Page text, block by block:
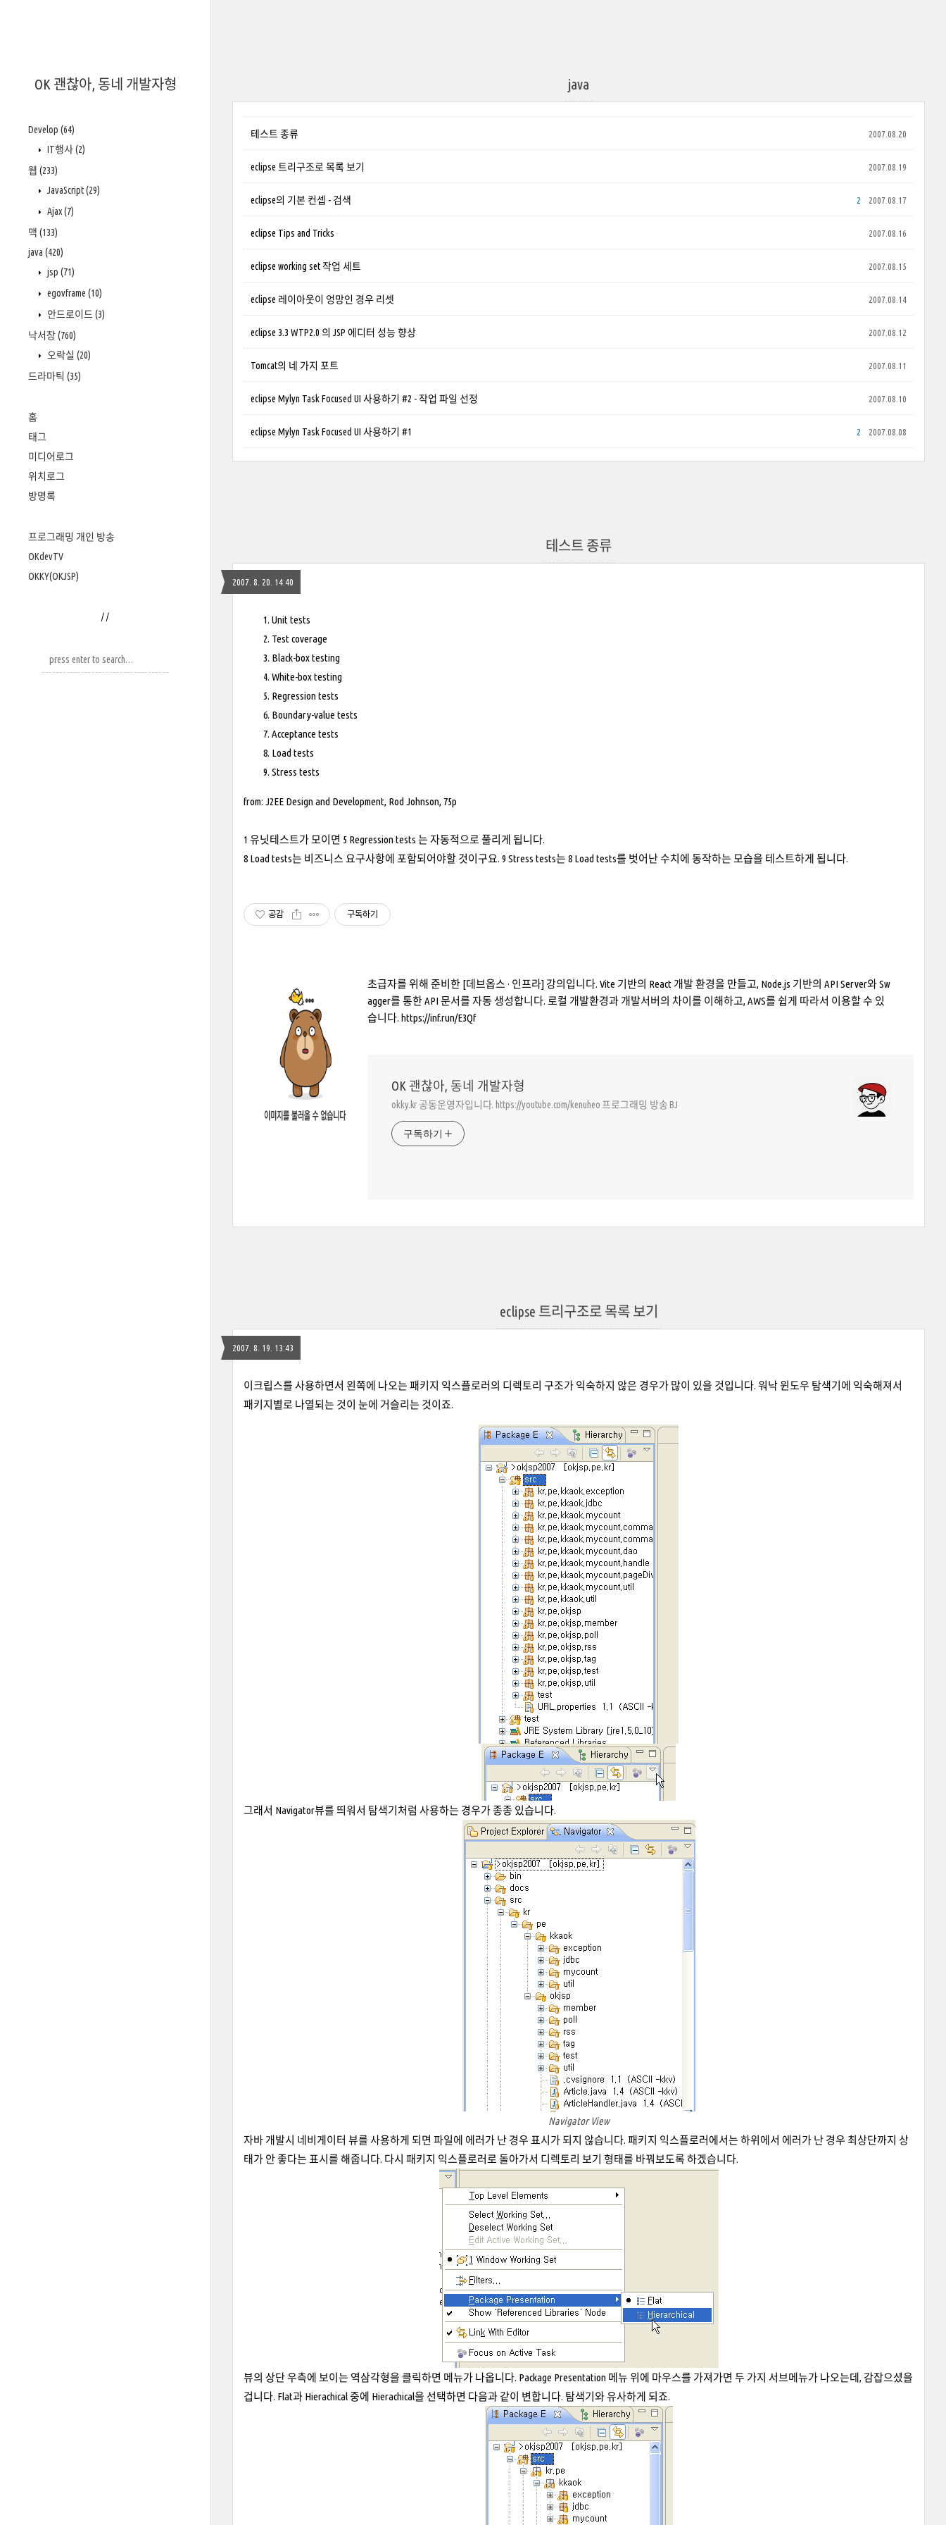
OK 괜찮아, 동네 개발자형
Develop (64)
IT행사(2)
웹 (233)
JavaScript(29)
Ajax(7)
맥 (133)
java (420)
jsp (71)
egovframe (10)
안드로이드 (3)
낙서장(760)
오락실 (20)
드라마틱 (35)
홈
태그
미디어로그
위치로그
방명록
프로그래밍 개인 방송
OKdevTV
OKKY(OKJSP)
/ /
java
테스트 종류 2007.08.20
eclipse 트리구조로 목록 보기 2007.08.19
eclipse의 기본 컨셉 - 검색 2007.08.17
2
eclipse Tips and Tricks 2007.08.16
eclipse working set 작업 세트 2007.08.15
eclipse 레이아웃이 엉망인 경우 리셋 2007.08.14
eclipse 3.3 WTP2.0 의 JSP 에디터 성능 향상 2007.08.12
Tomcat의 네 가지 포트 2007.08.11
eclipse Mylyn Task Focused UI 사용하기 #2 - 작업 파일 선정 2007.08.10
eclipse Mylyn Task Focused UI 사용하기 #1 2007.08.08
2
테스트 종류
2007. 8. 20. 14:40
Unit tests
Test coverage
Black-box testing
White-box testing
Regression tests
Boundary-value tests
Acceptance tests
Load tests
Stress tests
from: J2EE Design and Development, Rod Johnson, 75p
1 유닛테스트가 모이면 5 Regression tests 는 자동적으로 풀리게 됩니다.
8 Load tests는 비즈니스 요구사항에 포함되어야할 것이구요. 9 Stress tests는 8 Load tests를 벗어난 수치에 동작하는 모습을 테스트하게 됩니다.
공감 구독하기
초급자를 위해 준비한 [데브옵스 · 인프라] 강의입니다. Vite 기반의 React 개발 환경을 만들고, Node.js 기반의 API Server와 Sw
agger를 통한 API 문서를 자동 생성합니다. 로컬 개발환경과 개발서버의 차이를 이해하고, AWS를 쉽게 따라서 이용할 수 있
습니다. https://inf.run/E3Qf
OK 괜찮아, 동네 개발자형
okky.kr 공동운영자입니다. https://youtube.com/kenuheo 프로그래밍 방송 BJ
구독하기
eclipse 트리구조로 목록 보기
2007. 8. 19. 13:43
이크립스를 사용하면서 왼쪽에 나오는 패키지 익스플로러의 디렉토리 구조가 익숙하지 않은 경우가 많이 있을 것입니다. 워낙 윈도우 탐색기에 익숙해져서
패키지별로 나열되는 것이 눈에 거슬리는 것이죠.
그래서 Navigator뷰를 띄워서 탐색기처럼 사용하는 경우가 종종 있습니다.
Navigator View
자바 개발시 네비게이터 뷰를 사용하게 되면 파일에 에러가 난 경우 표시가 되지 않습니다. 패키지 익스플로러에서는 하위에서 에러가 난 경우 최상단까지 상
태가 안 좋다는 표시를 해줍니다. 다시 패키지 익스플로러로 돌아가서 디렉토리 보기 형태를 바꿔보도록 하겠습니다.
뷰의 상단 우측에 보이는 역삼각형을 클릭하면 메뉴가 나옵니다. Package Presentation 메뉴 위에 마우스를 가져가면 두 가지 서브메뉴가 나오는데, 감잡으셨을
겁니다. Flat과 Hierachical 중에 Hierachical을 선택하면 다음과 같이 변합니다. 탐색기와 유사하게 되죠.